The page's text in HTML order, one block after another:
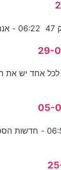
בוקר ישראלי 06:00 - 08:12